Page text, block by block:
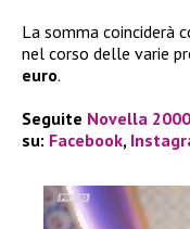
La somma coinciderà
nel corso delle varie
euro.
Seguite Novella 2000
su: Facebook,